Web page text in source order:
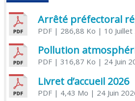
PDF| 286,88 Ko | 10 Juillet
Pollution
PDF| 316,87 Ko | 24 Juin
Livret d’accueil 2026
PDF| 4,43 Mo | 24 Juin